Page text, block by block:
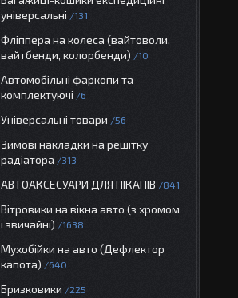
універсальні
131
Фліппера на колеса (вайтоволи,
вайтбенди, колорбенди)
10
Автомобільні фаркопи та
комплектуючі
6
Універсальні товари 56
Зимові накладки на решітку
радіатора
313
АВТОАКСЕСУАРИ ДЛЯ ПІКАПІВ 841
Вітровики на вікна авто (з хромом
і звичайні)
1638
Мухобійки на авто (Дефлектор
капота)
640
Бризковики 225